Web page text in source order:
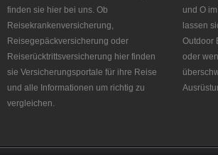
finden sie hier bei uns. Ob
Reisekrankenversicherung,
Reisegepäckversicherung oder
Reiserücktrittsversicherung hier finden
sie Versicherungsportale für ihre Reise
und alle Informationen um richtig zu
vergleichen.
und O
lassen
Outdoor
oder